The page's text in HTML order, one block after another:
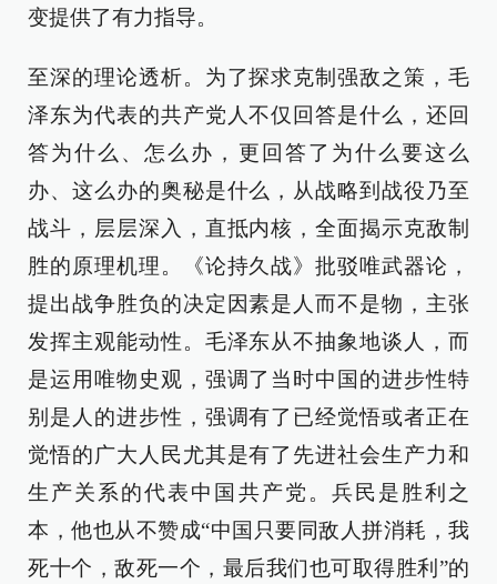
变提供了有力指导。
至深的理论透析。为了探求克制强敌之策，毛
泽东为代表的共产党人不仅回答是什么，还回
答为什么、怎么办，更回答了为什么要这么
办、这么办的奥秘是什么，从战略到战役乃至
战斗，层层深入，直抵内核，全面揭示克敌制
胜的原理机理。《论持久战》批驳唯武器论，
提出战争胜负的决定因素是人而不是物，主张
发挥主观能动性。毛泽东从不抽象地谈人，而
是运用唯物史观，强调了当时中国的进步性特
别是人的进步性，强调有了已经觉悟或者正在
觉悟的广大人民尤其是有了先进社会生产力和
生产关系的代表中国共产党。兵民是胜利之
本，他也从不赞成“中国只要同敌人拼消耗，我
死十个，敌死一个，最后我们也可取得胜利”的